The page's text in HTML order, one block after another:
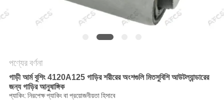
সাইট
গোপনীয়তা
নীতি
পণ্যের বর্ণনা
গাড়ী আর্ম বুশিং 4120A125 গাড়ির শরীরের অংশগুলি মিতসুবিশি আউটল্যান্ডারের
জন্য গাড়ির আনুষাঙ্গিক
প্যাকিং: নিরপেক্ষ প্যাকিং বা প্রয়োজনীয়তা হিসাবে